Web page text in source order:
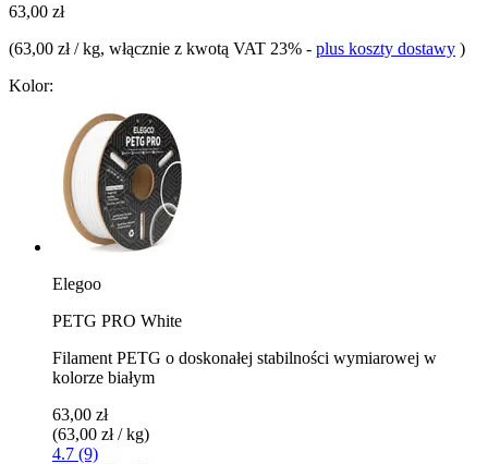
63,00 zł
(63,00 zł / kg, włącznie z kwotą VAT 23% - plus koszty dostawy )
Kolor:
Elegoo
PETG PRO White
Filament PETG o doskonałej stabilności wymiarowej w
kolorze białym
63,00 zł
(63,00 zł / kg)
4.7 (9)